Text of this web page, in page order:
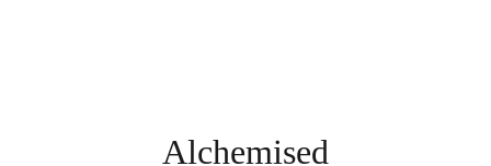
Alchemised